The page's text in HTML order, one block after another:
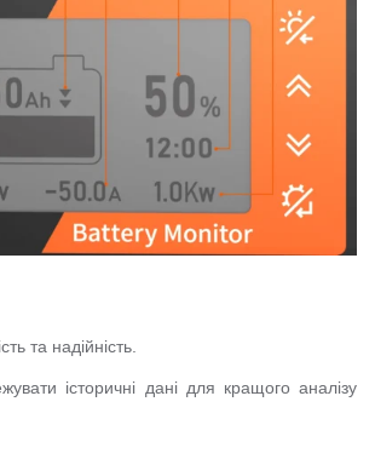
та надійність.
історичні дані для кращого аналізу